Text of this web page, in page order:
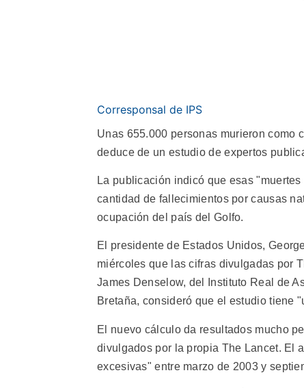
Corresponsal de IPS
Unas 655.000 personas murieron como
deduce de un estudio de expertos
La publicación indicó que esas
cantidad de fallecimientos por causas
ocupación del país del Golfo.
El presidente de Estados Unidos,
miércoles que las cifras divulgadas por
James Denselow, del Instituto Real de
Bretaña, consideró que el estudio tiene
El nuevo cálculo da resultados mucho
divulgados por la propia The Lancet. El
excesivas" entre marzo de 2003 y